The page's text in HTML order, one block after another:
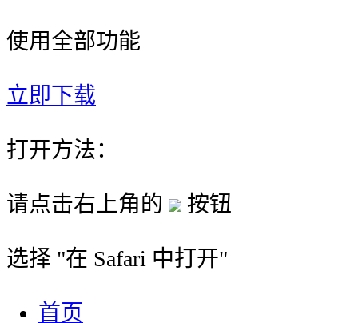
使用全部功能
立即下载
打开方法：
请点击右上角的 按钮
选择 "在 Safari 中打开"
首页